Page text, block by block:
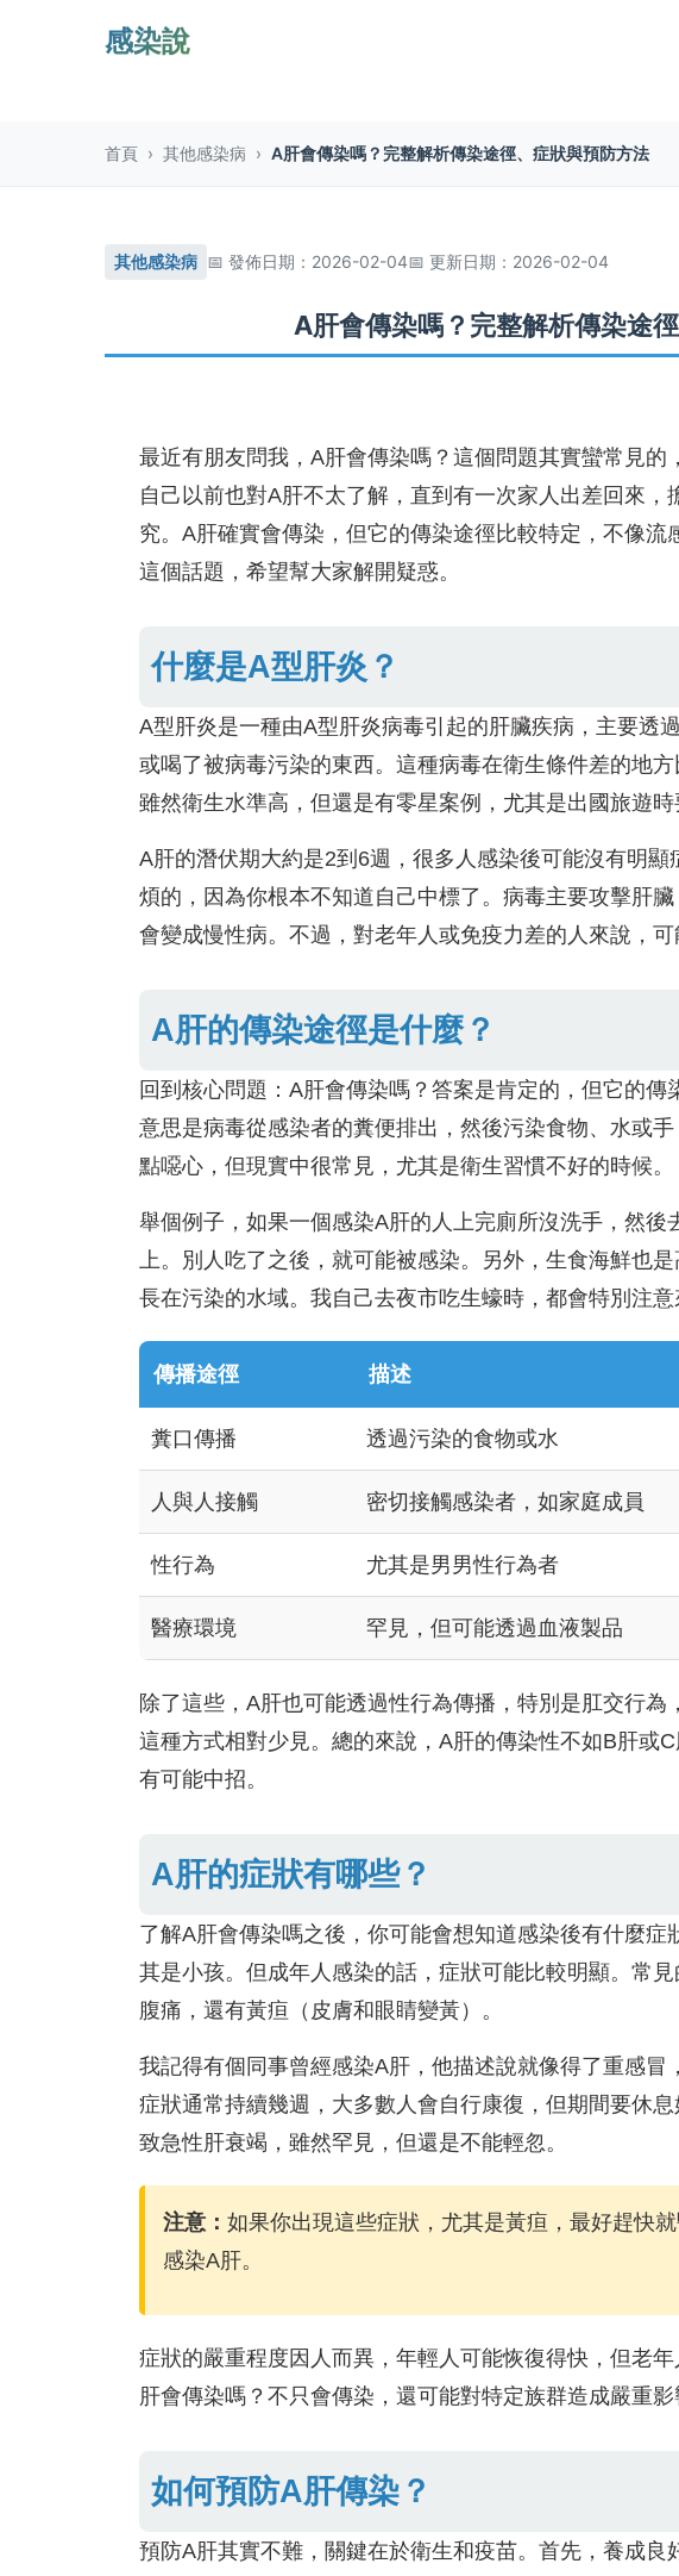
感染說
首頁 › 其他感染病 › A肝會傳染嗎？完整解析傳染途徑、症狀與預防方法
其他感染病 發佈日期：2026-02-04 更新日期：2026-02-04
A肝會傳染嗎？完整解析傳染途
最近有朋友問我，A肝會傳染嗎？這個問題其實蠻常見
自己以前也對A肝不太了解，直到有一次家人出差回來
究。A肝確實會傳染，但它的傳染途徑比較特定，不像
這個話題，希望幫大家解開疑惑。
什麼是A型肝炎？
A型肝炎是一種由A型肝炎病毒引起的肝臟疾病，主要透
或喝了被病毒污染的東西。這種病毒在衛生條件差的地
雖然衛生水準高，但還是有零星案例，尤其是出國旅遊時
A肝的潛伏期大約是2到6週，很多人感染後可能沒有明
煩的，因為你根本不知道自己中標了。病毒主要攻擊肝
會變成慢性病。不過，對老年人或免疫力差的人來說，可
A肝的傳染途徑是什麼？
回到核心問題：A肝會傳染嗎？答案是肯定的，但它的傳
意思是病毒從感染者的糞便排出，然後污染食物、水或
點噁心，但現實中很常見，尤其是衛生習慣不好的時候。
舉個例子，如果一個感染A肝的人上完廁所沒洗手，然後
上。別人吃了之後，就可能被感染。另外，生食海鮮也
長在污染的水域。我自己去夜市吃生蠔時，都會特別注意
傳播途徑 描述
糞口傳播 透過污染的食物或水
人與人接觸 密切接觸感染者，如家庭成員
性行為 尤其是男男性行為者
醫療環境 罕見，但可能透過血液製品
除了這些，A肝也可能透過性行為傳播，特別是肛交行為
這種方式相對少見。總的來說，A肝的傳染性不如B肝或
有可能中招。
A肝的症狀有哪些？
了解A肝會傳染嗎之後，你可能會想知道感染後有什麼
其是小孩。但成年人感染的話，症狀可能比較明顯。常
腹痛，還有黃疸（皮膚和眼睛變黃）。
我記得有個同事曾經感染A肝，他描述說就像得了重感冒
症狀通常持續幾週，大多數人會自行康復，但期間要休
致急性肝衰竭，雖然罕見，但還是不能輕忽。
注意： 如果你出現這些症狀，尤其是黃疸，最好趕快
感染A肝。
症狀的嚴重程度因人而異，年輕人可能恢復得快，但老
肝會傳染嗎？不只會傳染，還可能對特定族群造成嚴重影
如何預防A肝傳染？
預防A肝其實不難，關鍵在於衛生和疫苗。首先，養成